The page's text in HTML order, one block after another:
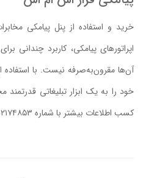
خرید و استفاده از پنل پیامکی
اپراتورهای پیامکی، کاربرد چندانی
آن‌ها مقرون‌به‌صرفه نیست. با
خود را به یک ابزار تبلیغاتی
کسب اطلاعات بیشتر با شماره ۰۲۱۷۴۸۵۳ تماس بگیرید.